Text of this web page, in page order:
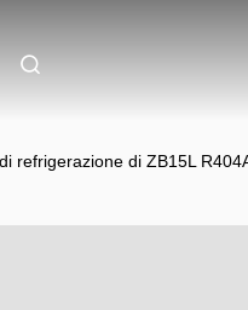
refrigerazione di ZB15L